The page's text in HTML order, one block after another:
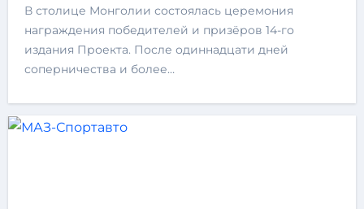
В столице Монголии состоялась церемония
награждения победителей и призёров 14-го
издания Проекта. После одиннадцати дней
соперничества и более…